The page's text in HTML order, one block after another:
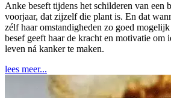
Anke beseft tijdens het schilderen van een
voorjaar, dat zijzelf die plant is. En dat
zélf haar omstandigheden zo goed
besef geeft haar de kracht en motivatie om
leven ná kanker te maken.
lees meer...